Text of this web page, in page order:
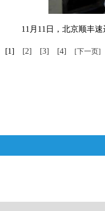
11月11日，北京顺丰速
[1] [2] [3] [4] [下一页]